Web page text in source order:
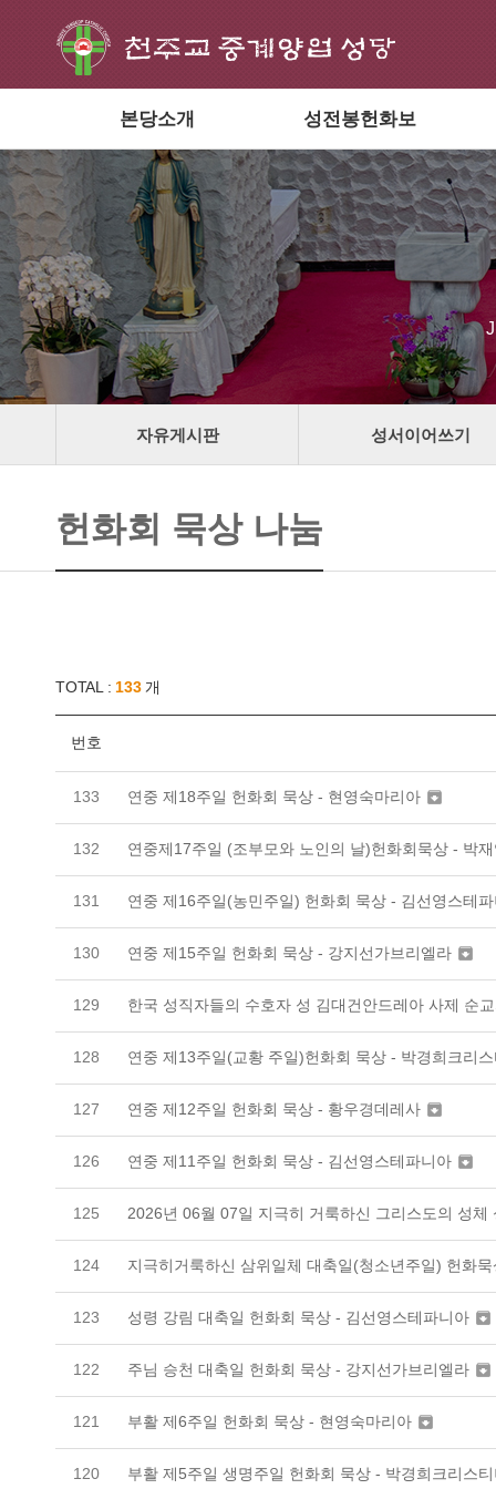
본당소개 성전봉헌화보
자유게시판 성서이어쓰기
헌화회 묵상 나눔
TOTAL : 133개
번호
133 연중 제18주일 헌화회 묵상 - 현영숙마리아 
132 연중제17주일 (조부모와 노인의 날)헌화회묵상 - 박
131 연중 제16주일(농민주일) 헌화회 묵상 - 김선영스테
130 연중 제15주일 헌화회 묵상 - 강지선가브리엘라 
129 한국 성직자들의 수호자 성 김대건안드레아 사제 순
128 연중 제13주일(교황 주일)헌화회 묵상 - 박경희크리
127 연중 제12주일 헌화회 묵상 - 황우경데레사 
126 연중 제11주일 헌화회 묵상 - 김선영스테파니아 
125 2026년 06월 07일 지극히 거룩하신 그리스도의 성
124 지극히거룩하신 삼위일체 대축일(청소년주일) 헌화
123 성령 강림 대축일 헌화회 묵상 - 김선영스테파니아 
122 주님 승천 대축일 헌화회 묵상 - 강지선가브리엘라 
121 부활 제6주일 헌화회 묵상 - 현영숙마리아 
120 부활 제5주일 생명주일 헌화회 묵상 - 박경희크리스